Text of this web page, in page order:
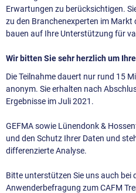
Erwartungen zu berücksichtigen.
zu den Branchenexperten im
bauen auf Ihre Unterstützung für
Wir bitten Sie sehr herzlich um
Die Teilnahme dauert nur rund 15
anonym. Sie erhalten nach
Ergebnisse im Juli 2021.
GEFMA sowie Lünendonk &
und den Schutz Ihrer Daten und
differenzierte Analyse.
Bitte unterstützen Sie uns auch bei
Anwenderbefragung zum CAFM